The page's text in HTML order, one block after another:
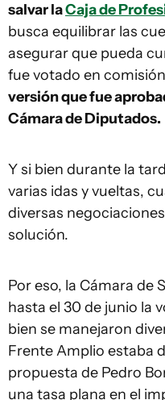
salvar laCaja de
busca equilibrar las
asegurar que pueda
fue votado en
versión que fue
Cámara de Diputados.
Y si bien durante la
varias idas y vueltas,
diversas
solución.
Por eso, la Cámara de
hasta el 30 de junio la
bien se manejaron
Frente Amplio estaba
propuesta de Pedro
una tasa plana en el